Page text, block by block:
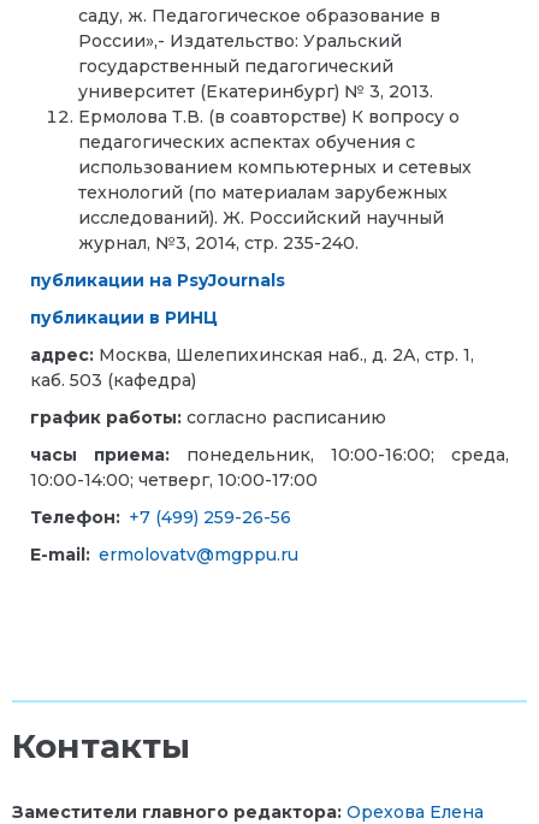
саду, ж. Педагогическое образование в
России»,- Издательство: Уральский
государственный педагогический
университет (Екатеринбург) № 3, 2013.
Ермолова Т.В. (в соавторстве) К вопросу о
педагогических аспектах обучения с
использованием компьютерных и сетевых
технологий (по материалам зарубежных
исследований). Ж. Российский научный
журнал, №3, 2014, стр. 235-240.
публикации на PsyJournals
публикации в РИНЦ
адрес: Москва, Шелепихинская наб., д. 2А, стр. 1,
каб. 503 (кафедра)
график работы: согласно расписанию
часы приема: понедельник, 10:00-16:00; среда,
10:00-14:00; четверг, 10:00-17:00
Телефон: +7 (499) 259-26-56
E-mail: ermolovatv@mgppu.ru
Контакты
Заместители главного редактора: Орехова Елена